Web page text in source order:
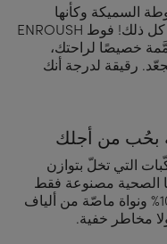
السميكة وكأنها
حفاضة؟ وذلك الصوت المزعج؟ ودّعي كل ذلك! فوط ENROUSH
تتجاوز 2.5 مم، مُصمَّمة خصيصًا لراحتك،
رقيقة لدرجة أنك
بحُب من أجلك
التي تخلّ بتوازن
الصحية مصنوعة فقط
من طبقة علوية من القطن العضوي 100% ونواة ماصّة من ألياف
مخاطر خفية.